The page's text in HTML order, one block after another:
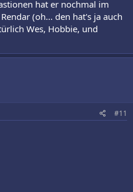
hat er nochmal im
(oh... den hat's ja auch
Wes, Hobbie, und
#11